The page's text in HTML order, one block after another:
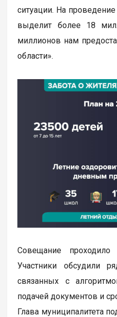
ситуации. На
выделит более 18
миллионов нам
области».
Совещание
Участники обсудили
связанных с
подачей документов и
Глава муниципалитета